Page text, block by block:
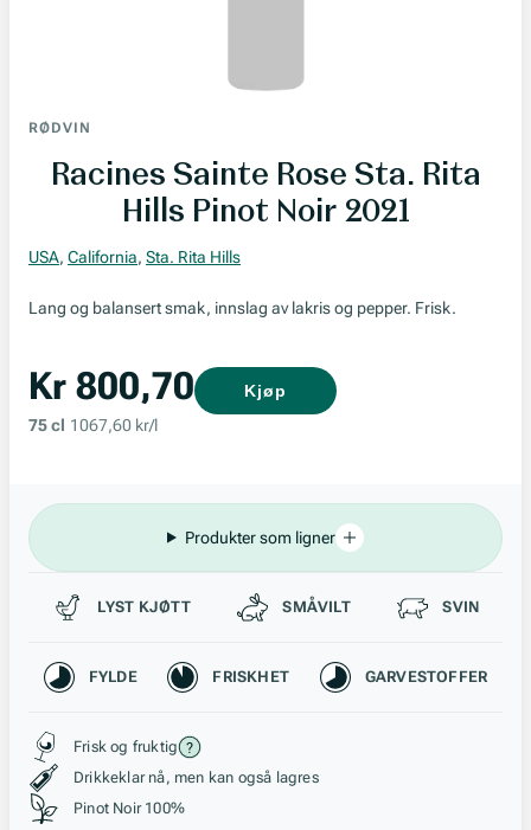
RØDVIN
Racines Sainte Rose Sta. Rita
Hills Pinot Noir 2021
USA, California, Sta. Rita Hills
Lang og balansert smak, innslag av lakris og pepper. Frisk.
Kr 800,70
75 cl 1067,60 kr/l
Kjøp
Produkter som ligner
Passer til
LYST KJØTT SMÅVILT SVIN
Karakteristikk
FYLDE FRISKHET GARVESTOFFER
Stil, lagring og råstoff
Frisk og fruktig
Drikkeklar nå, men kan også lagres
Pinot Noir 100%